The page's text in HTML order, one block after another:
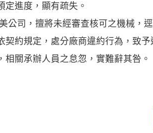
定進度，顯有疏失。
公司，擅將未經審查核可之機械，
約規定，處分廠商違約行為，致
關承辦人員之怠忽，實難辭其咎。